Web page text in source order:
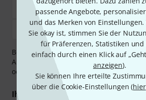
passende Angebote,
und das Merken von
Sie okay ist, stimmen Sie der
für Präferenzen, Statistiken
einfach durch einen Klick auf
anzeigen).
Sie können Ihre erteilte
über die Cookie-Einstellungen (hier
Bezahlen Sie vertraulich und sicher per
Amazon Pay,Klarna Sofort bezahlen
oder Kreditkarte.
Ihre Vorteile